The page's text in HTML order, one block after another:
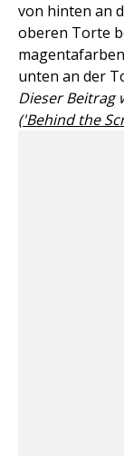
von hinten an
oberen Torte
unten an der
Dieser
('Behind the